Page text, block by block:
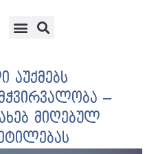
აუქმებს
–
მიღებულ